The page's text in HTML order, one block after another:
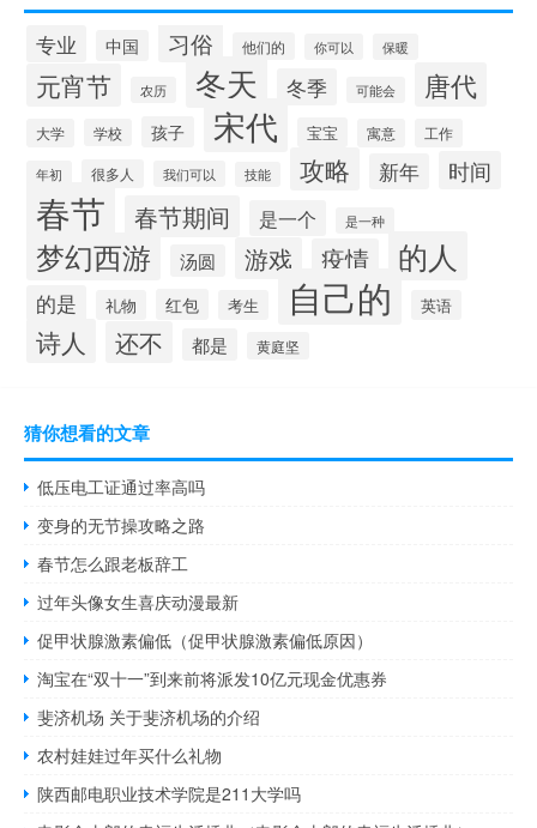
专业 中国 习俗 他们的 你可以 保暖
元宵节 农历 冬天 冬季 可能会 唐代
大学 学校 孩子 宋代 宝宝 寓意 工作
年初 很多人 我们可以 技能 攻略 新年 时间
春节 春节期间 是一个 是一种
梦幻西游 汤圆 游戏 疫情 的人
的是 礼物 红包 考生 自己的 英语
诗人 还不 都是 黄庭坚
猜你想看的文章
低压电工证通过率高吗
变身的无节操攻略之路
春节怎么跟老板辞工
过年头像女生喜庆动漫最新
促甲状腺激素偏低（促甲状腺激素偏低原因）
淘宝在“双十一”到来前将派发10亿元现金优惠券
斐济机场 关于斐济机场的介绍
农村娃娃过年买什么礼物
陕西邮电职业技术学院是211大学吗